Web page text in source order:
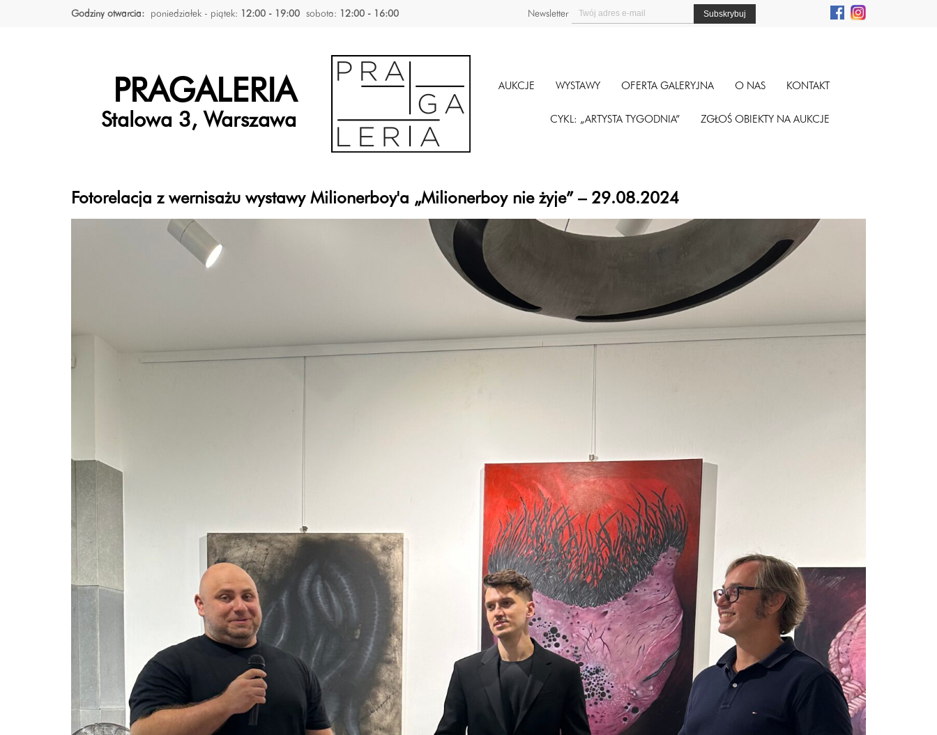
Godziny otwarcia: poniedziałek - piątek: 12:00 - 19:00 sobota: 12:00 - 16:00 Newsletter
PRAGALERIA
Stalowa 3, Warszawa
AUKCJE WYSTAWY OFERTA GALERYJNA O NAS KONTAKT
CYKL: „ARTYSTA TYGODNIA” ZGŁOŚ OBIEKTY NA AUKCJE
Fotorelacja z wernisażu wystawy Milionerboy'a „Milionerboy nie żyje” – 29.08.2024